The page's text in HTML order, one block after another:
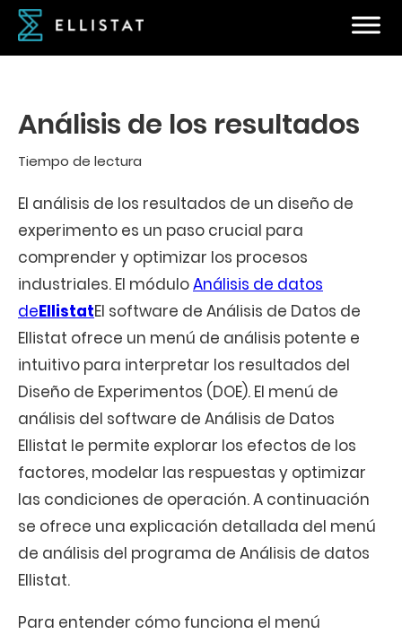
Análisis de los resultados
Tiempo de lectura
El análisis de los resultados de un diseño de
experimento es un paso crucial para
comprender y optimizar los procesos
industriales. El móduloAnálisis de datos
deEllistatEl software de Análisis de Datos de
Ellistat ofrece un menú de análisis potente e
intuitivo para interpretar los resultados del
Diseño de Experimentos (DOE). El menú de
análisis del software de Análisis de Datos
Ellistat le permite explorar los efectos de los
factores, modelar las respuestas y optimizar
las condiciones de operación. A continuación
se ofrece una explicación detallada del menú
de análisis del programa de Análisis de datos
Ellistat.
Para entender cómo funciona el menú